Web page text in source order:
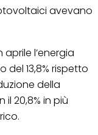
avevano
l’energia
13,8% rispetto
della
20,8% in più